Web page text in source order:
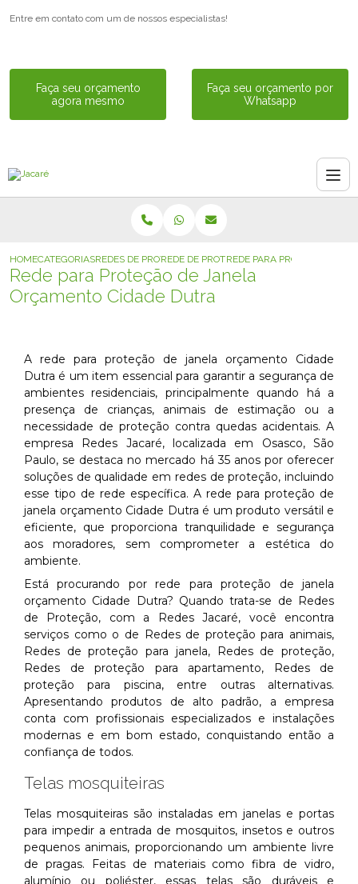
Entre em contato com um de nossos especialistas!
Faça seu orçamento
agora mesmo
Faça seu orçamento por
Whatsapp
HOMECATEGORIASREDES DE PROTECAO PARA JANELA
REDE DE PROTECAO REMOVIVEL PARA
REDE PARA PROTECAO DE
Rede para Proteção de Janela
Orçamento Cidade Dutra
A rede para proteção de janela orçamento Cidade
Dutra é um item essencial para garantir a segurança de
ambientes residenciais, principalmente quando há a
presença de crianças, animais de estimação ou a
necessidade de proteção contra quedas acidentais. A
empresa Redes Jacaré, localizada em Osasco, São
Paulo, se destaca no mercado há 35 anos por oferecer
soluções de qualidade em redes de proteção, incluindo
esse tipo de rede específica. A rede para proteção de
janela orçamento Cidade Dutra é um produto versátil e
eficiente, que proporciona tranquilidade e segurança
aos moradores, sem comprometer a estética do
ambiente.
Está procurando por rede para proteção de janela
orçamento Cidade Dutra? Quando trata-se de Redes
de Proteção, com a Redes Jacaré, você encontra
serviços como o de Redes de proteção para animais,
Redes de proteção para janela, Redes de proteção,
Redes de proteção para apartamento, Redes de
proteção para piscina, entre outras alternativas.
Apresentando produtos de alto padrão, a empresa
conta com profissionais especializados e instalações
modernas e em bom estado, conquistando então a
confiança de todos.
Telas mosquiteiras
Telas mosquiteiras são instaladas em janelas e portas
para impedir a entrada de mosquitos, insetos e outros
pequenos animais, proporcionando um ambiente livre
de pragas. Feitas de materiais como fibra de vidro,
alumínio ou poliéster, essas telas são duráveis e